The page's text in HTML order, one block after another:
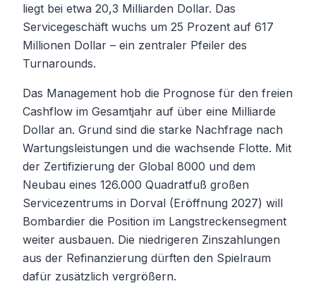
liegt bei etwa 20,3 Milliarden Dollar. Das
Servicegeschäft wuchs um 25 Prozent auf 617
Millionen Dollar – ein zentraler Pfeiler des
Turnarounds.
Das Management hob die Prognose für den freien
Cashflow im Gesamtjahr auf über eine Milliarde
Dollar an. Grund sind die starke Nachfrage nach
Wartungsleistungen und die wachsende Flotte. Mit
der Zertifizierung der Global 8000 und dem
Neubau eines 126.000 Quadratfuß großen
Servicezentrums in Dorval (Eröffnung 2027) will
Bombardier die Position im Langstreckensegment
weiter ausbauen. Die niedrigeren Zinszahlungen
aus der Refinanzierung dürften den Spielraum
dafür zusätzlich vergrößern.